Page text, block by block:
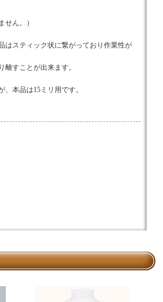
せん。）
はスティック状に繋がっており作業性が
すことが出来ます。
本品は15ミリ用です。